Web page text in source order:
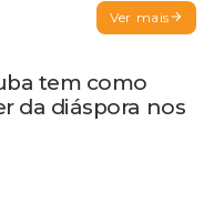
Ver mais
tem como
da diáspora nos